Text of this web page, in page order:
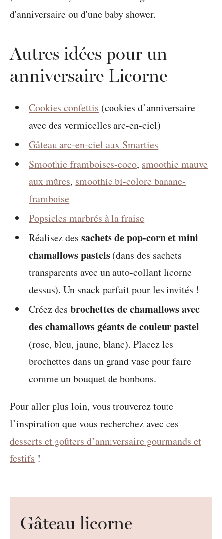
Autres idées pour un
anniversaire Licorne
Cookies confettis (cookies d’anniversaire
avec des vermicelles arc-en-ciel)
Gâteau arc-en-ciel aux Smarties
Smoothie framboises-coco, smoothie mauve
aux mûres, smoothie bi-colore banane-
framboise
Popsicles marbrés à la fraise
Réalisez dessachets de pop-corn et mini
chamallows pastels (dans des sachets
transparents avec un auto-collant licorne
dessus). Un snack parfait pour les invités !
Créez desbrochettes de chamallows avec
des chamallows géants de couleur pastel
(rose, bleu, jaune, blanc). Placez les
brochettes dans un grand vase pour faire
comme un bouquet de bonbons.
Pour aller plus loin, vous trouverez toute
l’inspiration que vous recherchez avec ces
desserts et goûters d’anniversaire gourmands et
festifs !
Gâteau licorne